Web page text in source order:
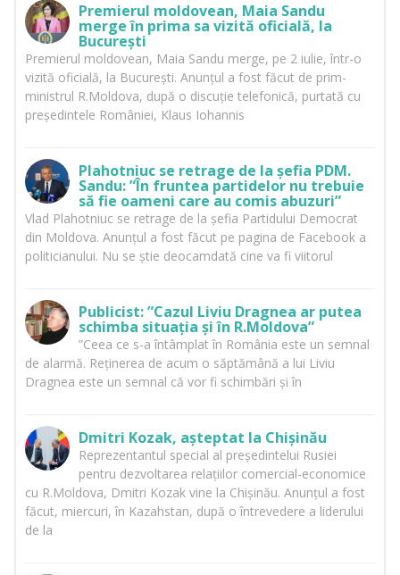
Premierul moldovean, Maia Sandu
merge în prima sa vizită oficială, la
București
Premierul moldovean, Maia Sandu merge, pe 2 iulie, într-o
vizită oficială, la București. Anunțul a fost făcut de prim-
ministrul R.Moldova, după o discuție telefonică, purtată cu
președintele României, Klaus Iohannis
Plahotniuc se retrage de la șefia PDM.
Sandu: ”În fruntea partidelor nu trebuie
să fie oameni care au comis abuzuri”
Vlad Plahotniuc se retrage de la șefia Partidului Democrat
din Moldova. Anunțul a fost făcut pe pagina de Facebook a
politicianului. Nu se știe deocamdată cine va fi viitorul
Publicist: ”Cazul Liviu Dragnea ar putea
schimba situația și în R.Moldova”
”Ceea ce s-a întâmplat în România este un semnal
de alarmă. Reținerea de acum o săptămână a lui Liviu
Dragnea este un semnal că vor fi schimbări și în
Dmitri Kozak, așteptat la Chișinău
Reprezentantul special al președintelui Rusiei
pentru dezvoltarea relațiilor comercial-economice
cu R.Moldova, Dmitri Kozak vine la Chișinău. Anunțul a fost
făcut, miercuri, în Kazahstan, după o întrevedere a liderului
de la